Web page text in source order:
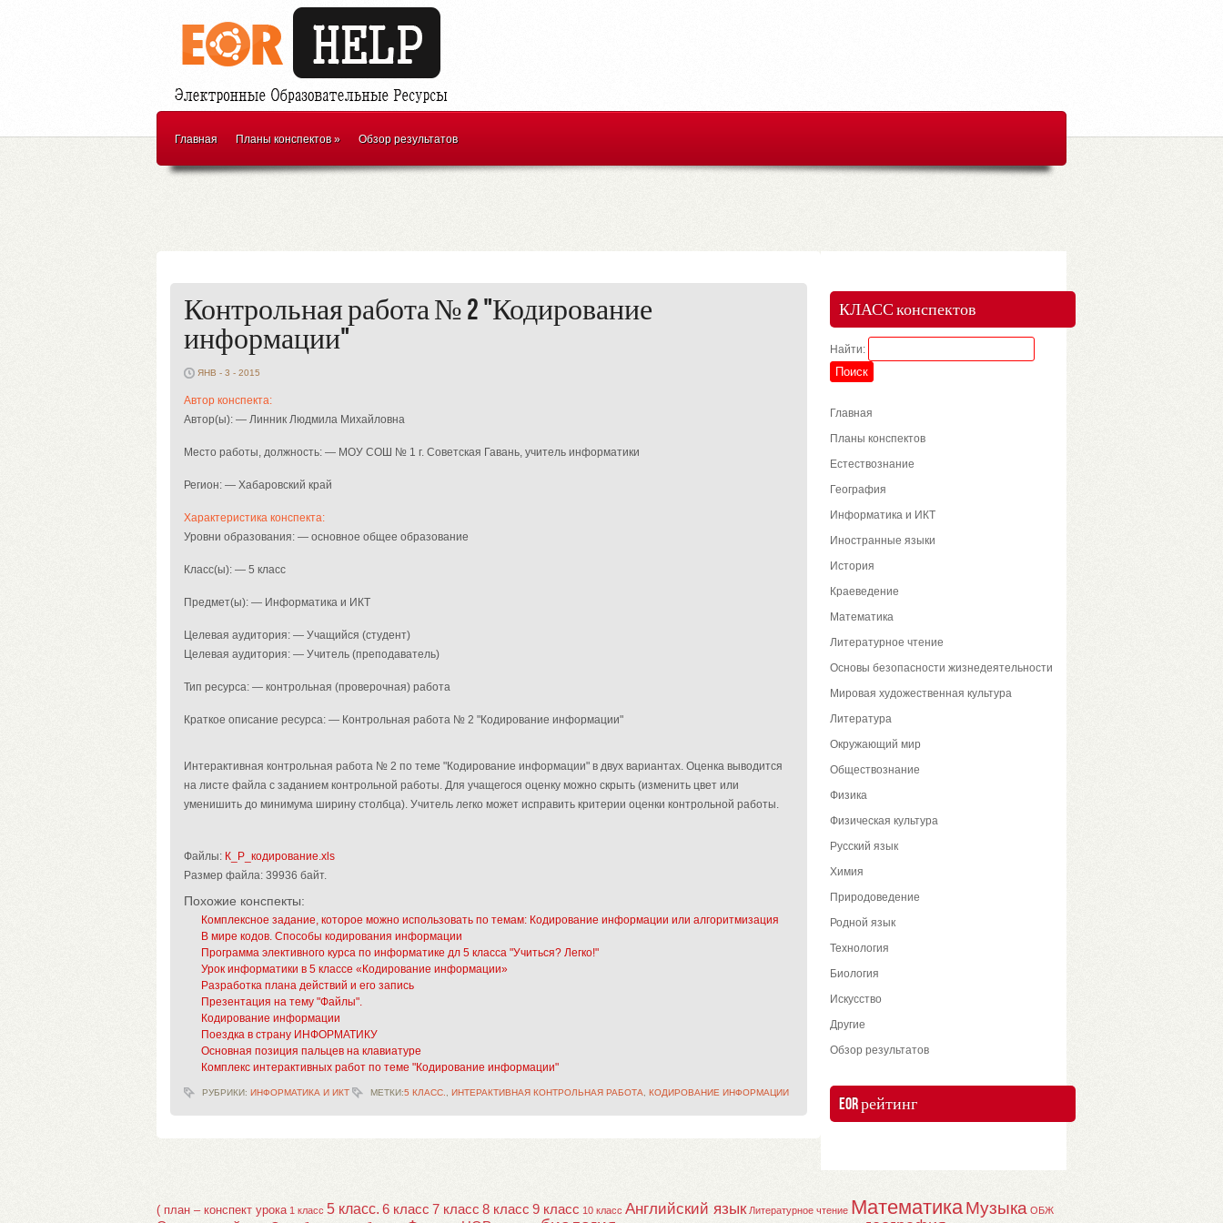
Главная Планы конспектов» Обзор результатов
Контрольная работа № 2 "Кодирование
информации"
ЯНВ - 3 - 2015
Автор конспекта:
Автор(ы): — Линник Людмила Михайловна
Место работы, должность: — МОУ СОШ № 1 г. Советская Гавань, учитель информатики
Регион: — Хабаровский край
Характеристика конспекта:
Уровни образования: — основное общее образование
Класс(ы): — 5 класс
Предмет(ы): — Информатика и ИКТ
Целевая аудитория: — Учащийся (студент)
Целевая аудитория: — Учитель (преподаватель)
Тип ресурса: — контрольная (проверочная) работа
Краткое описание ресурса: — Контрольная работа № 2 "Кодирование информации"
Интерактивная контрольная работа № 2 по теме "Кодирование информации" в двух вариантах. Оценка выводится
на листе файла с заданием контрольной работы. Для учащегося оценку можно скрыть (изменить цвет или
уменишить до минимума ширину столбца). Учитель легко может исправить критерии оценки контрольной работы.
Файлы: К_Р_кодирование.xls
Размер файла: 39936 байт.
Похожие конспекты:
Комплексное задание, которое можно использовать по темам: Кодирование информации или алгоритмизация
В мире кодов. Способы кодирования информации
Программа элективного курса по информатике дл 5 класса "Учиться? Легко!"
Урок информатики в 5 классе «Кодирование информации»
Разработка плана действий и его запись
Презентация на тему "Файлы".
Кодирование информации
Поездка в страну ИНФОРМАТИКУ
Основная позиция пальцев на клавиатуре
Комплекс интерактивных работ по теме "Кодирование информации"
РУБРИКИ: ИНФОРМАТИКА И ИКТ МЕТКИ:5 КЛАСС. ИНТЕРАКТИВНАЯ КОНТРОЛЬНАЯ РАБОТА КОДИРОВАНИЕ ИНФОРМАЦИИ
КЛАСС конспектов
Найти:
Главная
Планы конспектов
Естествознание
География
Информатика и ИКТ
Иностранные языки
История
Краеведение
Математика
Литературное чтение
Основы безопасности жизнедеятельности
Мировая художественная культура
Литература
Окружающий мир
Обществознание
Физика
Физическая культура
Русский язык
Химия
Природоведение
Родной язык
Технология
Биология
Искусство
Другие
Обзор результатов
EOR рейтинг
( план – конспект урока 1 класс 5 класс. 6 класс 7 класс 8 класс 9 класс 10 класс Английский язык Литературное чтение МатематикаМузыка ОБЖ